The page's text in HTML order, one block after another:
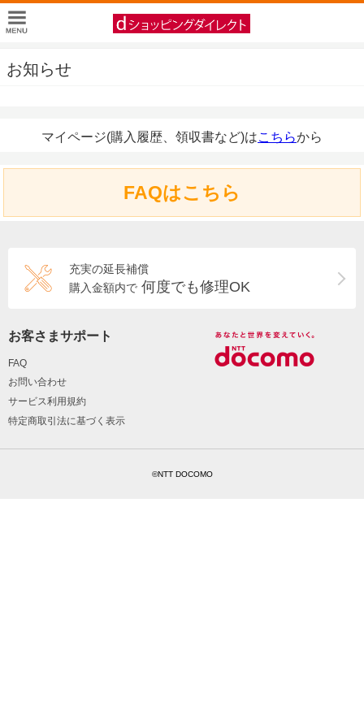
お知らせ
マイページ(購入履歴、領収書など)はこちらから
FAQはこちら
充実の延長補償
購入金額内で 何度でも修理OK
お客さまサポート
FAQ
お問い合わせ
サービス利用規約
特定商取引法に基づく表示
©NTT DOCOMO